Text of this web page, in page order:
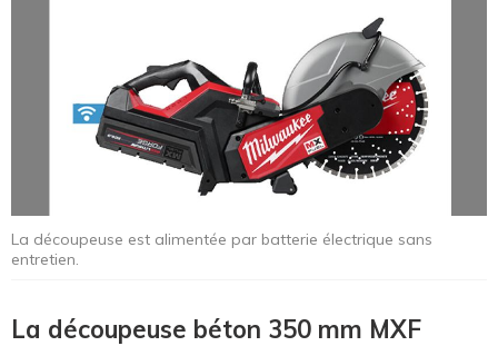
La découpeuse est alimentée par batterie électrique sans
entretien.
La découpeuse béton 350 mm MXF